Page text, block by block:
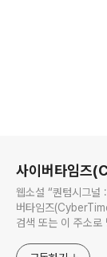
사이버타임즈
웹소설 “퀀텀시그널
버타임즈
검색 또는 이 주소로